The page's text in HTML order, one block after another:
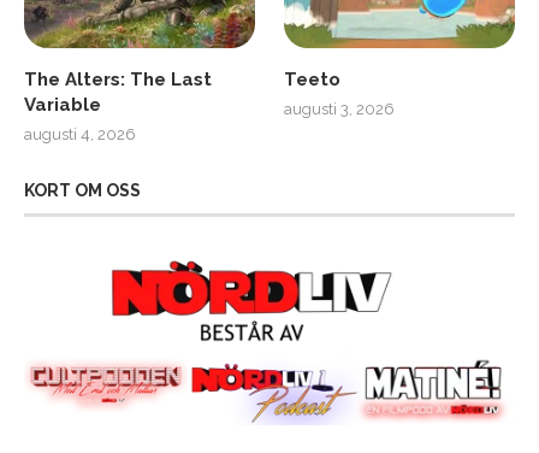
The Alters: The Last
Variable
augusti 4, 2026
Teeto
augusti 3, 2026
KORT OM OSS